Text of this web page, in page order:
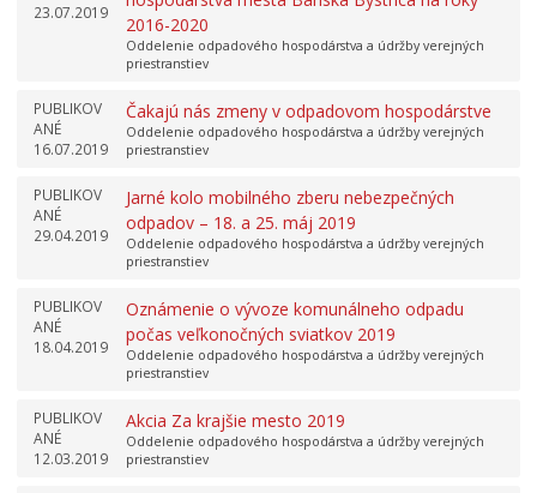
23.07.2019
2016-2020
Oddelenie odpadového hospodárstva a údržby verejných
priestranstiev
PUBLIKOV
ANÉ
16.07.2019
Čakajú nás zmeny v odpadovom hospodárstve
Oddelenie odpadového hospodárstva a údržby verejných
priestranstiev
PUBLIKOV
ANÉ
29.04.2019
Jarné kolo mobilného zberu nebezpečných
odpadov – 18. a 25. máj 2019
Oddelenie odpadového hospodárstva a údržby verejných
priestranstiev
PUBLIKOV
ANÉ
18.04.2019
Oznámenie o vývoze komunálneho odpadu
počas veľkonočných sviatkov 2019
Oddelenie odpadového hospodárstva a údržby verejných
priestranstiev
PUBLIKOV
ANÉ
12.03.2019
Akcia Za krajšie mesto 2019
Oddelenie odpadového hospodárstva a údržby verejných
priestranstiev